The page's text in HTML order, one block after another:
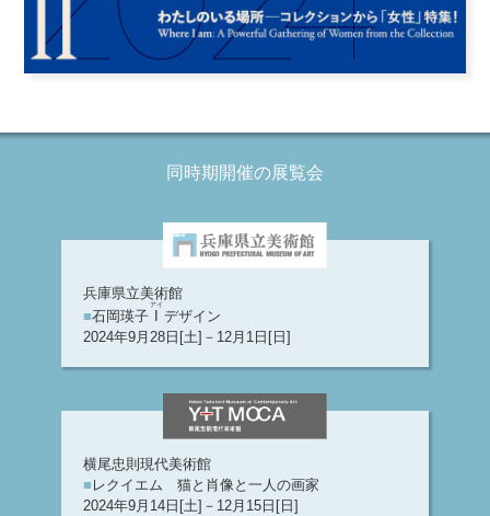
同時期開催の展覧会
兵庫県立美術館
■石岡瑛子
アイ
デザイン
2024年9月28日[土]－12月1日[日]
横尾忠則現代美術館
■ レクイエム 猫と肖像と一人の画家
2024年9月14日[土]－12月15日[日]